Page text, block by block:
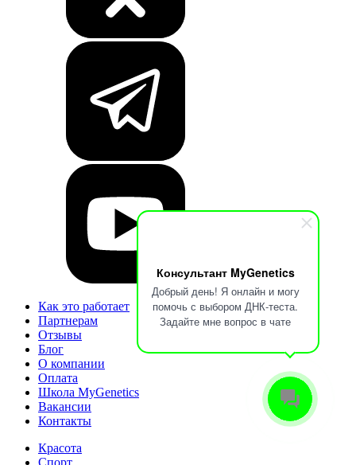
Консультант MyGenetics
Добрый день! Я онлайн и могу
помочь с выбором ДНК-теста.
Задайте мне вопрос в чате
Как это работает
Партнерам
Отзывы
Блог
О компании
Оплата
Школа MyGenetics
Вакансии
Контакты
Красота
Спорт